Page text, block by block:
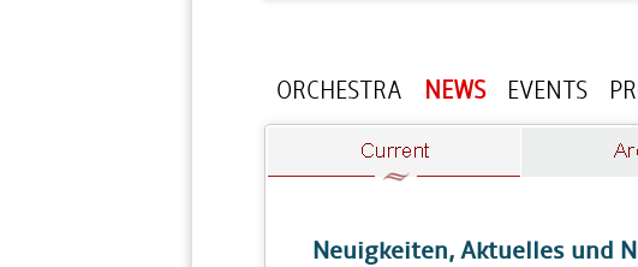
ORCHESTRA NEWS EVENTS
Neuigkeiten, Aktuelles und